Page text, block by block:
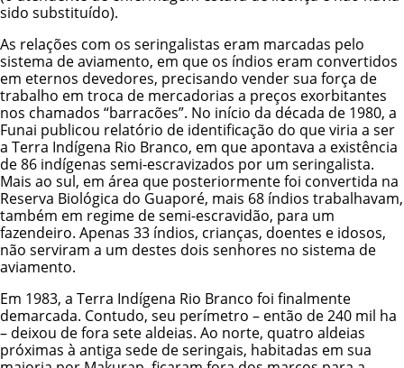
sido substituído).
As relações com os seringalistas eram marcadas pelo
sistema de aviamento, em que os índios eram convertidos
em eternos devedores, precisando vender sua força de
trabalho em troca de mercadorias a preços exorbitantes
nos chamados “barracões”. No início da década de 1980, a
Funai publicou relatório de identificação do que viria a ser
a Terra Indígena Rio Branco, em que apontava a existência
de 86 indígenas semi-escravizados por um seringalista.
Mais ao sul, em área que posteriormente foi convertida na
Reserva Biológica do Guaporé, mais 68 índios trabalhavam,
também em regime de semi-escravidão, para um
fazendeiro. Apenas 33 índios, crianças, doentes e idosos,
não serviram a um destes dois senhores no sistema de
aviamento.
Em 1983, a Terra Indígena Rio Branco foi finalmente
demarcada. Contudo, seu perímetro – então de 240 mil ha
– deixou de fora sete aldeias. Ao norte, quatro aldeias
próximas à antiga sede de seringais, habitadas em sua